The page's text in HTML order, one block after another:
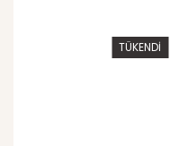
TÜKENDİ